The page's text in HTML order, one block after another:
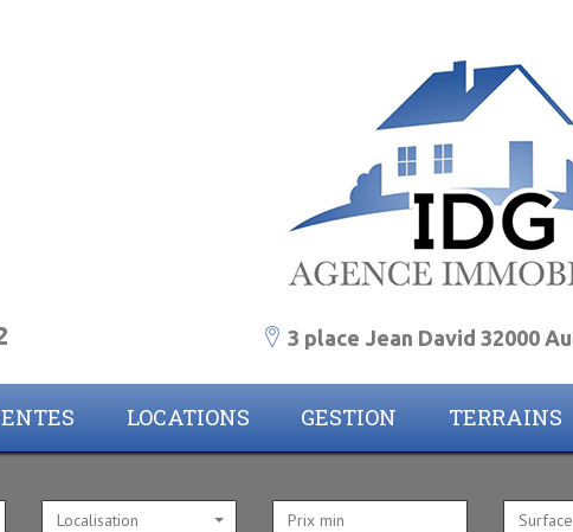
3 place Jean David 32000
VENTES LOCATIONS GESTION TERRAINS
Localisation